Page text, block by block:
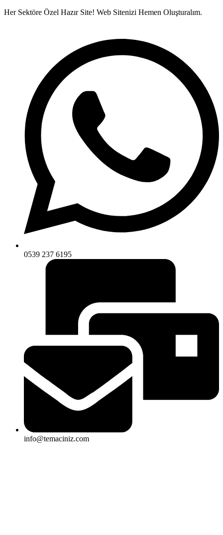
İçeriğe
Her Sektöre Özel Hazır Site! Web Sitenizi Hemen Oluşturalım.
0539 237 6195
info@temaciniz.com